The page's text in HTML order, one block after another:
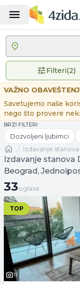
Filteri(2)
VAŽNO
Savetujemo naše
nego što provere
BRZI FILTERI
Dozvoljeni ljubimci
Naslovnaizdavanje stanova
Izdavanje stanova
Beograd,
33 oglasa
33oglasa
TOP
11